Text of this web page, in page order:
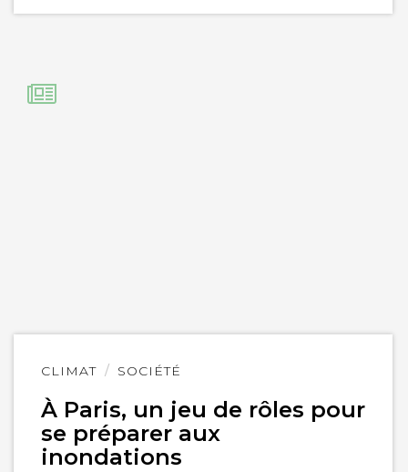
CLIMAT SOCIÉTÉ
À Paris, un jeu de rôles pour
se préparer aux
inondations
Lire